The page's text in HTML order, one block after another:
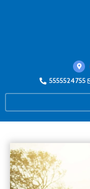
5555524755